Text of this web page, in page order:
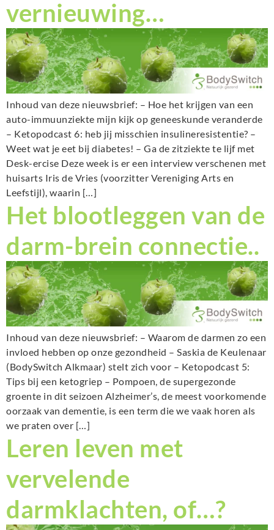
vernieuwing…
Inhoud van deze nieuwsbrief: – Hoe het krijgen van een
auto-immuunziekte mijn kijk op geneeskunde veranderde
– Ketopodcast 6: heb jij misschien insulineresistentie? –
Weet wat je eet bij diabetes! – Ga de zitziekte te lijf met
Desk-ercise Deze week is er een interview verschenen met
huisarts Iris de Vries (voorzitter Vereniging Arts en
Leefstijl), waarin […]
Het blootleggen van de
darm-brein connectie..
Inhoud van deze nieuwsbrief: – Waarom de darmen zo een
invloed hebben op onze gezondheid – Saskia de Keulenaar
(BodySwitch Alkmaar) stelt zich voor – Ketopodcast 5:
Tips bij een ketogriep – Pompoen, de supergezonde
groente in dit seizoen Alzheimer’s, de meest voorkomende
oorzaak van dementie, is een term die we vaak horen als
we praten over […]
Leren leven met
vervelende
darmklachten, of…?